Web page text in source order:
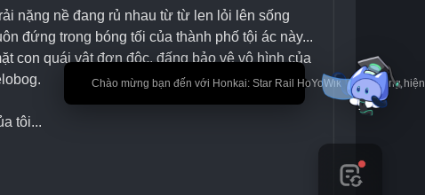
🎉 Chào mừng bạn đến với Honkai: Star Rail HoYoWiki! * Nội dung
nặng nề đang rủ nhau từ từ len lỏi lên sống
đứng trong bóng tối của thành phố tội ác này...
con quái vật đơn độc, đấng bảo vệ vô hình của
tôi...